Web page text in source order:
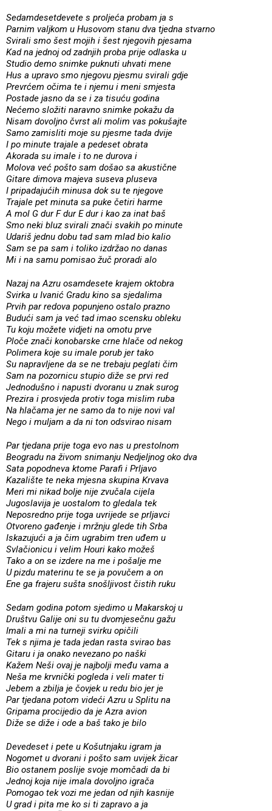
Sedamdesetdevete s proljeća probam ja s
Parnim valjkom u Husovom stanu dva tjedna stvarno
Svirali smo šest mojih i šest njegovih pjesama
Kad na jednoj od zadnjih proba prije odlaska u
Studio demo snimke puknuti uhvati mene
Hus a upravo smo njegovu pjesmu svirali gdje
Prevrćem očima te i njemu i meni smjesta
Postade jasno da se i za tisuću godina
Nećemo složiti naravno snimke pokažu da
Nisam dovoljno čvrst ali molim vas pokušajte
Samo zamisliti moje su pjesme tada dvije
I po minute trajale a pedeset obrata
Akorada su imale i to ne durova i
Molova već pošto sam došao sa akustične
Gitare dimova majeva suseva pluseva
I pripadajućih minusa dok su te njegove
Trajale pet minuta sa puke četiri harme
A mol G dur F dur E dur i kao za inat baš
Smo neki bluz svirali znači svakih po minute
Udariš jednu dobu tad sam mlad bio kalio
Sam se pa sam i toliko izdržao no danas
Mi i na samu pomisao žuč proradi alo
Nazaj na Azru osamdesete krajem oktobra
Svirka u Ivanić Gradu kino sa sjedalima
Prvih par redova popunjeno ostalo prazno
Budući sam ja već tad imao scensku obleku
Tu koju možete vidjeti na omotu prve
Ploče znači konobarske crne hlače od nekog
Polimera koje su imale porub jer tako
Su napravljene da se ne trebaju peglati čim
Sam na pozornicu stupio diže se prvi red
Jednodušno i napusti dvoranu u znak surog
Prezira i prosvjeda protiv toga mislim ruba
Na hlačama jer ne samo da to nije novi val
Nego i muljam a da ni ton odsvirao nisam
Par tjedana prije toga evo nas u prestolnom
Beogradu na živom snimanju Nedjeljnog oko dva
Sata popodneva ktome Parafi i Prljavo
Kazalište te neka mjesna skupina Krvava
Meri mi nikad bolje nije zvučala cijela
Jugoslavija je uostalom to gledala tek
Neposredno prije toga uvrijede se prljavci
Otvoreno gađenje i mržnju glede tih Srba
Iskazujući a ja čim ugrabim tren uđem u
Svlačionicu i velim Houri kako možeš
Tako a on se izdere na me i pošalje me
U pizdu materinu te se ja povučem a on
Ene ga frajeru sušta snošljivost čistih ruku
Sedam godina potom sjedimo u Makarskoj u
Društvu Galije oni su tu dvomjesečnu gažu
Imali a mi na turneji svirku opičili
Tek s njima je tada jedan rasta svirao bas
Gitaru i ja onako nevezano po naški
Kažem Neši ovaj je najbolji među vama a
Neša me krvnički pogleda i veli mater ti
Jebem a zbilja je čovjek u redu bio jer je
Par tjedana potom videći Azru u Splitu na
Gripama procijedio da je Azra avion
Diže se diže i ode a baš tako je bilo
Devedeset i pete u Košutnjaku igram ja
Nogomet u dvorani i pošto sam uvijek žicar
Bio ostanem poslije svoje momčadi da bi
Jednoj koja nije imala dovoljno igrača
Pomogao tek vozi me jedan od njih kasnije
U grad i pita me ko si ti zapravo a ja